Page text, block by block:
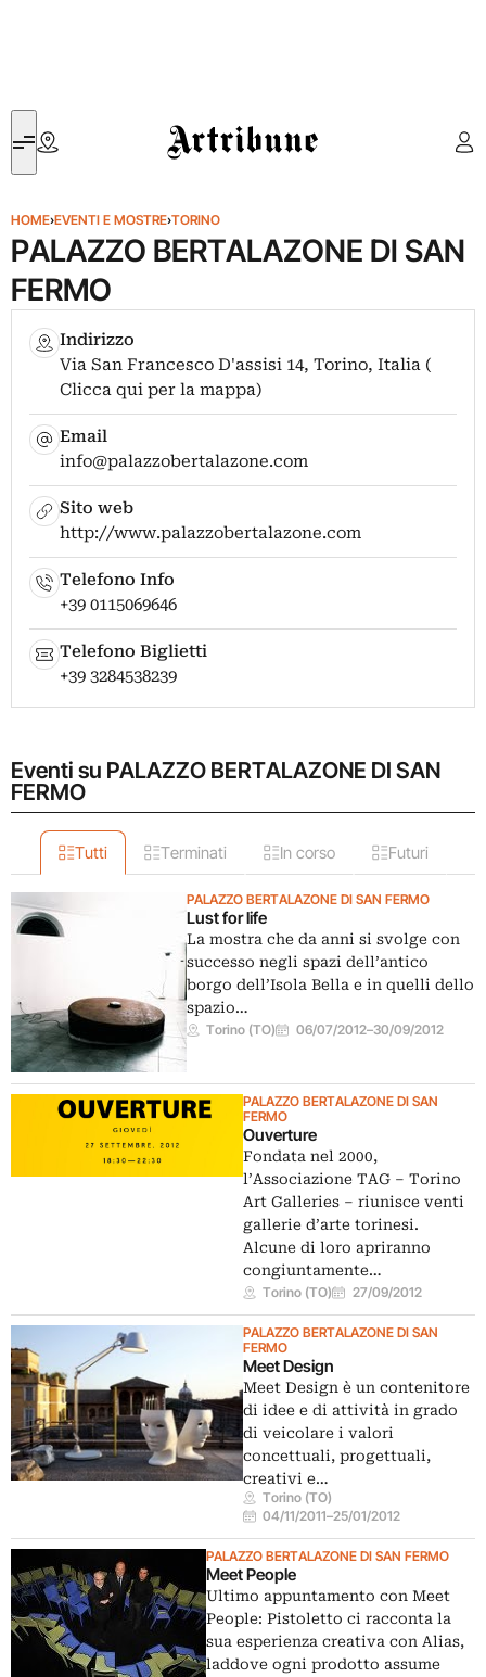
Artribune
HOME›EVENTI E MOSTRE›TORINO
PALAZZO BERTALAZONE DI SAN
FERMO
Indirizzo
Via San Francesco D'assisi 14, Torino, Italia (
Clicca qui per la mappa)
Email
info@palazzobertalazone.com
Sito web
http://www.palazzobertalazone.com
Telefono Info
+39 0115069646
Telefono Biglietti
+39 3284538239
Eventi su PALAZZO BERTALAZONE DI SAN
FERMO
Tutti Terminati In corso Futuri
PALAZZO BERTALAZONE DI SAN FERMO
Lust for life
La mostra che da anni si svolge con
successo negli spazi dell’antico
borgo dell’Isola Bella e in quelli dello
spazio…
Torino (TO) 06/07/2012–30/09/2012
PALAZZO BERTALAZONE DI SAN
FERMO
Ouverture
Fondata nel 2000,
l’Associazione TAG – Torino
Art Galleries – riunisce venti
gallerie d’arte torinesi.
Alcune di loro apriranno
congiuntamente…
Torino (TO) 27/09/2012
PALAZZO BERTALAZONE DI SAN
FERMO
Meet Design
Meet Design è un contenitore
di idee e di attività in grado
di veicolare i valori
concettuali, progettuali,
creativi e…
Torino (TO)
04/11/2011–25/01/2012
PALAZZO BERTALAZONE DI SAN FERMO
Meet People
Ultimo appuntamento con Meet
People: Pistoletto ci racconta la
sua esperienza creativa con Alias,
laddove ogni prodotto assume